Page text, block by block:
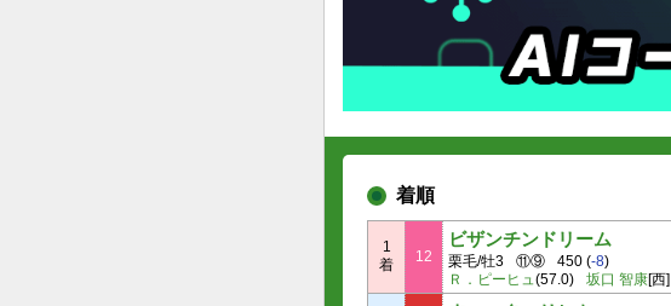
着順
1
着
12
ビザンチンドリーム
栗毛/牡3 ⑪⑨ 450 (-8)
Ｒ．ピーヒュ (57.0) 坂口 智康[西]